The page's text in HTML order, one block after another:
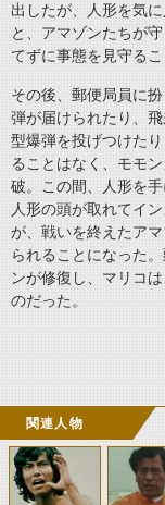
出したが、人形を気
と、アマゾンたちが
てずに事態を見守るこ
その後、郵便局員に
弾が届けられたり、
型爆弾を投げつけた
ることはなく、モモ
破。この間、人形を
人形の頭が取れてイ
が、戦いを終えたア
られることになった
ンが修復し、マリコ
のだった。
関連人物